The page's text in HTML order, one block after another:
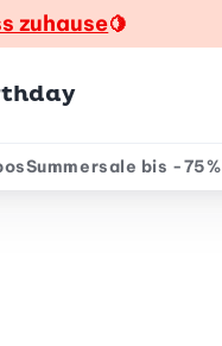
zuhause🍋
Summersale bis -75%